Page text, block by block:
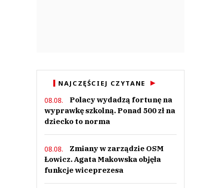
NAJCZĘŚCIEJ CZYTANE
08.08.
Polacy wydadzą fortunę na
wyprawkę szkolną. Ponad 500 zł na
dziecko to norma
08.08.
Zmiany w zarządzie OSM
Łowicz. Agata Makowska objęła
funkcje wiceprezesa